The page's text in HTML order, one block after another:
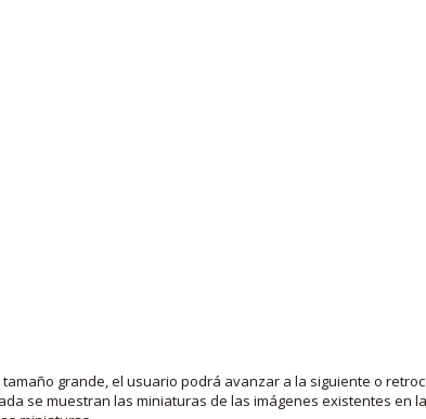
grande, el usuario podrá avanzar a la siguiente o
se muestran las miniaturas de las imágenes existentes en